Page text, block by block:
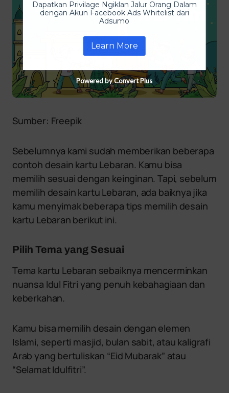
Sumber: Freepik
Sebelumnya kami sudah memberikan beberapa
contoh desain kartu Lebaran. Kamu bisa
memilih sesuai dengan keinginan. Tapi, sebelum
memilih desain kartu Lebaran, ada baiknya jika
kamu menyimak beberapa tips memilih desain
kartu Lebaran berikut ini.
Pilih Tema yang Sesuai
Tema kartu Lebaran sebaiknya mencerminkan
nuansa Idul Fitri yang penuh kebahagiaan dan
keberkahan.
Kamu bisa memilih desain dengan elemen
Islami, seperti masjid, bulan sabit, atau kaligrafi
Arab yang bertuliskan “Eid Mubarak” atau
“Selamat Idulfitri”.
Dapatkan Privilage Ngiklan Jalur Orang Dalam
dengan Akun Facebook Ads Whitelist dari
Adsumo
Learn More
Powered by Convert Plus